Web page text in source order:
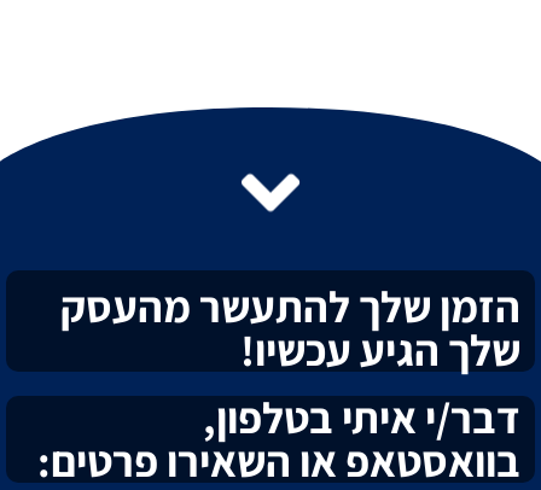
הזמן שלך להתעשר מהעסק
שלך הגיע עכשיו!
דבר/י איתי בטלפון,
בוואסטאפ או השאירו פרטים: